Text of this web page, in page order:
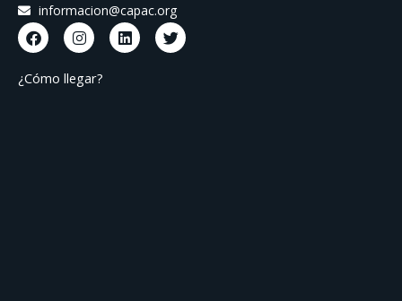
informacion@capac.org
F
a
c
e
b
I
n
s
t
a
L
i
n
T
w
i
¿Cómo llegar?